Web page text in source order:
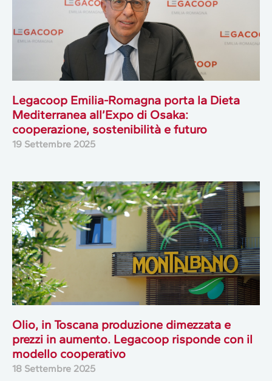
Legacoop Emilia-Romagna porta la Dieta
Mediterranea all’Expo di Osaka:
cooperazione, sostenibilità e futuro
19 Settembre 2025
Olio, in Toscana produzione dimezzata e
prezzi in aumento. Legacoop risponde con il
modello cooperativo
18 Settembre 2025